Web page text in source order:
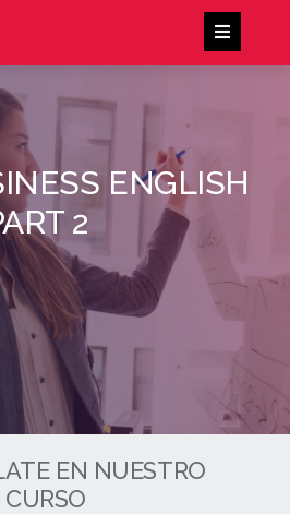
ENGLISH
2
EN NUESTRO
CURSO